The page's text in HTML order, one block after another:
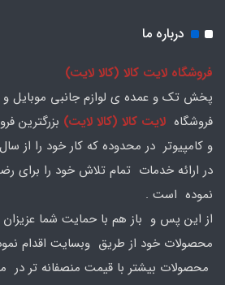
درباره ما
فروشگاه لایت کالا (کالا لایت)
پخش تک و عمده ی لوازم جانبی موبایل و
فروشگاه لایت کالا (کالا لایت) بزرگترین
در ارائه خدمات تمام تلاش خود را برای
نموده است .
از این پس و باز هم با حمایت شما عزیزان
محصولات خود از طریق وبسایت اقدام
محصولات بیشتر با قیمت منصفانه تر در